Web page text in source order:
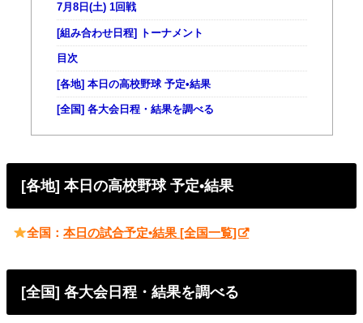
7月8日(土) 1回戦
[組み合わせ日程] トーナメント
目次
[各地] 本日の高校野球 予定•結果
[全国] 各大会日程・結果を調べる
[各地] 本日の高校野球 予定•結果
全国：本日の試合予定•結果 [全国一覧]
[全国] 各大会日程・結果を調べる